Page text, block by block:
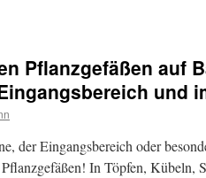
Pflanzgefäßen auf
und
der Eingangsbereich oder
In Töpfen, Kübeln,